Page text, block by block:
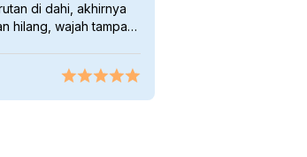
di dahi, akhirnya
hilang, wajah tampak